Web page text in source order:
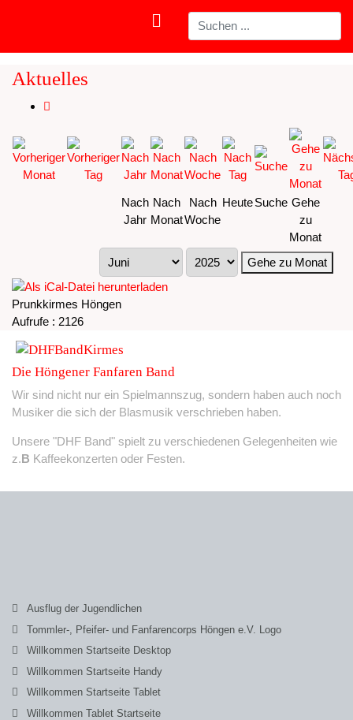
Aktuelles
Nach
Jahr
Nach
Monat
Nach
Woche
HeuteSuche Gehe
zu
Monat
Gehe zu Monat
Prunkkirmes Höngen
Aufrufe : 2126
Die Höngener Fanfaren Band
Wir sind nicht nur ein Spielmannszug, sondern haben auch noch
Musiker die sich der Blasmusik verschrieben haben.
Unsere "DHF Band" spielt zu verschiedenen Gelegenheiten wie
z.B Kaffeekonzerten oder Festen.
Ausflug der Jugendlichen
Tommler-, Pfeifer- und Fanfarencorps Höngen e.V. Logo
Willkommen Startseite Desktop
Willkommen Startseite Handy
Willkommen Startseite Tablet
Willkommen Tablet Startseite